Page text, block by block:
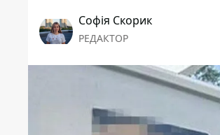
Софія Скорик
РЕДАКТОР